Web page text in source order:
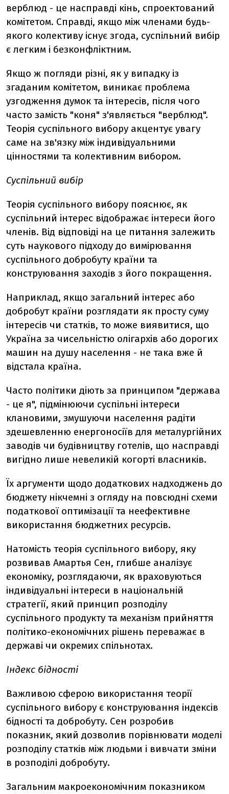
верблюд - це насправді кінь, спроектований
комітетом. Справді, якщо між членами будь-
якого колективу існує згода, суспільний вибір
є легким і безконфліктним.
Якщо ж погляди різні, як у випадку із
згаданим комітетом, виникає проблема
узгодження думок та інтересів, після чого
часто замість "коня" з'являється "верблюд".
Теорія суспільного вибору акцентує увагу
саме на зв'язку між індивідуальними
цінностями та колективним вибором.
Суспільний вибір
Теорія суспільного вибору пояснює, як
суспільний інтерес відображає інтереси його
членів. Від відповіді на це питання залежить
суть наукового підходу до вимірювання
суспільного добробуту країни та
конструювання заходів з його покращення.
Наприклад, якщо загальний інтерес або
добробут країни розглядати як просту суму
інтересів чи статків, то може виявитися, що
Україна за чисельністю олігархів або дорогих
машин на душу населення - не така вже й
відстала країна.
Часто політики діють за принципом "держава
- це я", підмінюючи суспільні інтереси
клановими, змушуючи населення радіти
здешевленню енергоносіїв для металургійних
заводів чи будівництву готелів, що насправді
вигідно лише невеликій когорті власників.
Їх аргументи щодо додаткових надходжень до
бюджету нікчемні з огляду на повсюдні схеми
податкової оптимізації та неефективне
використання бюджетних ресурсів.
Натомість теорія суспільного вибору, яку
розвивав Амартья Сен, глибше аналізує
економіку, розглядаючи, як враховуються
індивідуальні інтереси в національній
стратегії, який принцип розподілу
суспільного продукту та механізм прийняття
політико-економічних рішень переважає в
державі чи окремих спільнотах.
Індекс бідності
Важливою сферою використання теорії
суспільного вибору є конструювання індексів
бідності та добробуту. Сен розробив
показник, який дозволив порівнювати моделі
розподілу статків між людьми і вивчати зміни
в розподілі добробуту.
Загальним макроекономічним показником